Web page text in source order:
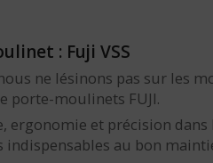
: Fuji VSS
ne lésinons pas sur les
porte-moulinets FUJI.
ergonomie et précision
indispensables au bon